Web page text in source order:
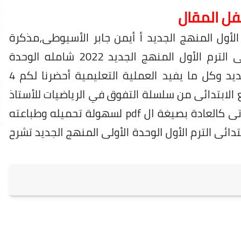
المقال
الأول المنهج الجديد أ أيمن جابر الأسيوطى,مذكرة
مراجعة على الوحدة الأولى رياضيات الصف الرابع الابتدائى الترم الأول المنهج الجديد 2022 شامله الوحدة
على نشر كل ما جديد وكل ما يفيد العملية التعليمية أحضرنا لكم 4
الابتدائى من سلسلة التفوق في الرياضياتللأستاذ
وقد تم رفع الملف على موقع كورساتى كالعادة بصيغة ال pdf لسهولة تحميله وطباعته
الترم الأول الوحدة الأولى المنهج الجديد تشرح